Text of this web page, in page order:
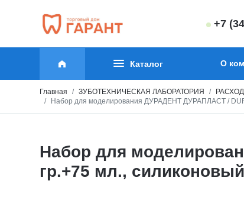
+7
Каталог О
Главная ЗУБОТЕХНИЧЕСКАЯ ЛАБОРАТОРИЯ
Набор для моделирования ДУРАДЕНТ ДУРАПЛАСТ /
Набор для
гр.+75 мл.,